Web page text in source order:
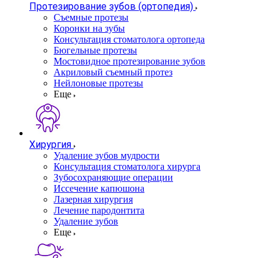
Протезирование зубов (ортопедия)
Съемные протезы
Коронки на зубы
Консультация стоматолога ортопеда
Бюгельные протезы
Мостовидное протезирование зубов
Акриловый съемный протез
Нейлоновые протезы
Еще
Хирургия
Удаление зубов мудрости
Консультация стоматолога хирурга
Зубосохраняющие операции
Иссечение капюшона
Лазерная хирургия
Лечение пародонтита
Удаление зубов
Еще